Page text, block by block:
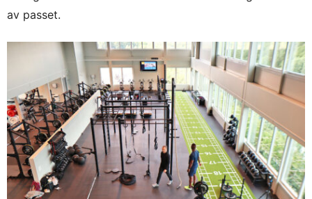
av passet.